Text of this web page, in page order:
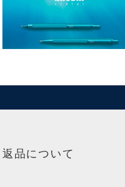
返品について